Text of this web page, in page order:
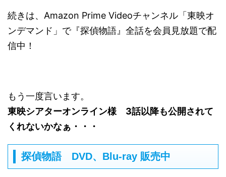
続きは、Amazon Prime Videoチャンネル「東映オ
ンデマンド」で『探偵物語』全話を会員見放題で配
信中！
もう一度言います。
東映シアターオンライン様 3話以降も公開されて
くれないかなぁ・・・
探偵物語 DVD、Blu-ray 販売中